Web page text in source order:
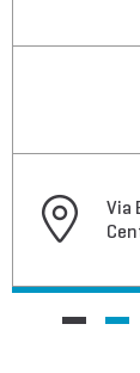
Via